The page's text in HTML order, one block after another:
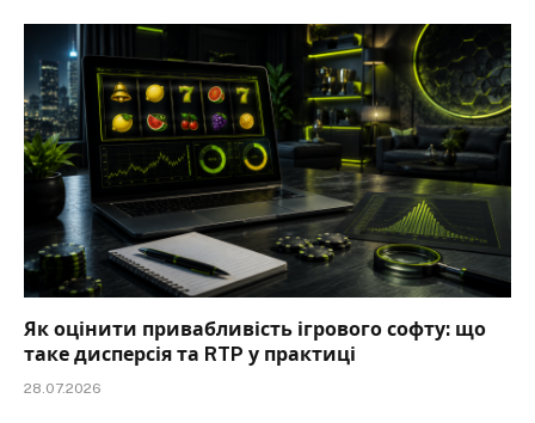
Як оцінити привабливість ігрового софту: що
таке дисперсія та RTP у практиці
28.07.2026